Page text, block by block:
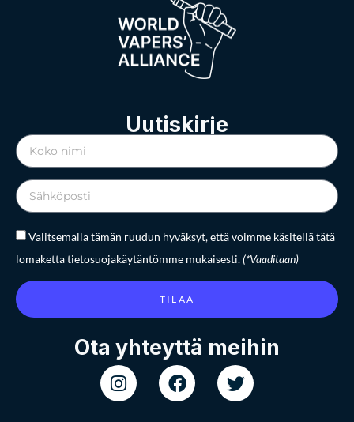
Uutiskirje
Valitsemalla tämän ruudun hyväksyt, että voimme käsitellä tätä
lomaketta tietosuojakäytäntömme mukaisesti.(*Vaaditaan)
TILAA
Ota yhteyttä meihin